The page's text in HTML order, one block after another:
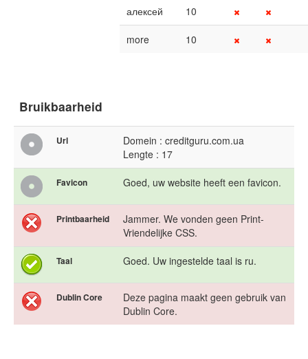
алексей 10
more 10
Bruikbaarheid
Url
Domein : creditguru.com.ua
Lengte : 17
Favicon Goed, uw website heeft een favicon.
Printbaarheid
Jammer. We vonden geen Print-
Vriendelijke CSS.
Taal Goed. Uw ingestelde taal is ru.
Dublin Core
Deze pagina maakt geen gebruik van
Dublin Core.